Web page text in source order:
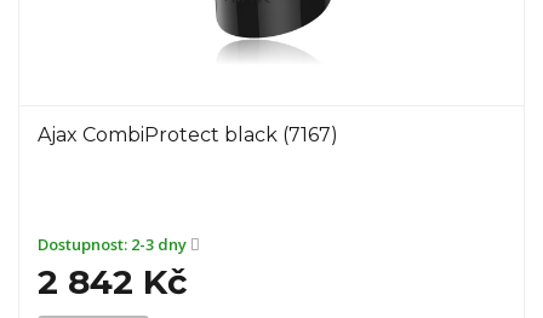
Ajax CombiProtect black (7167)
Dostupnost: 2-3 dny
2 842 Kč